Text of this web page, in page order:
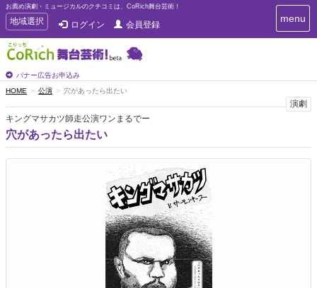
お薦め演劇・ミュージカルのクチコミは、CoRich舞台芸術！
T
o
g
g
e
n
a
v
i
g
地域選択 ログイン 会員登録
バナー広告お申込み
T
o
i
g
menu
HOME 公演 穴があったら出たい
演劇
キングマサカツ師走公演ワンまるでー
穴があったら出たい